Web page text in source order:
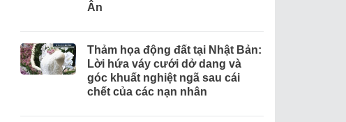
Ân
Thảm họa động đất tại Nhật Bản:
Lời hứa váy cưới dở dang và
góc khuất nghiệt ngã sau cái
chết của các nạn nhân